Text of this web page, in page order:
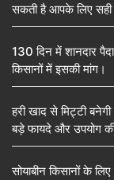
सकती है आपके लिए सही
130 दिन में शानदार
किसानों में इसकी मांग।
हरी खाद से मिट्टी
बड़े फायदे और उपयोग की
सोयाबीन किसानों के